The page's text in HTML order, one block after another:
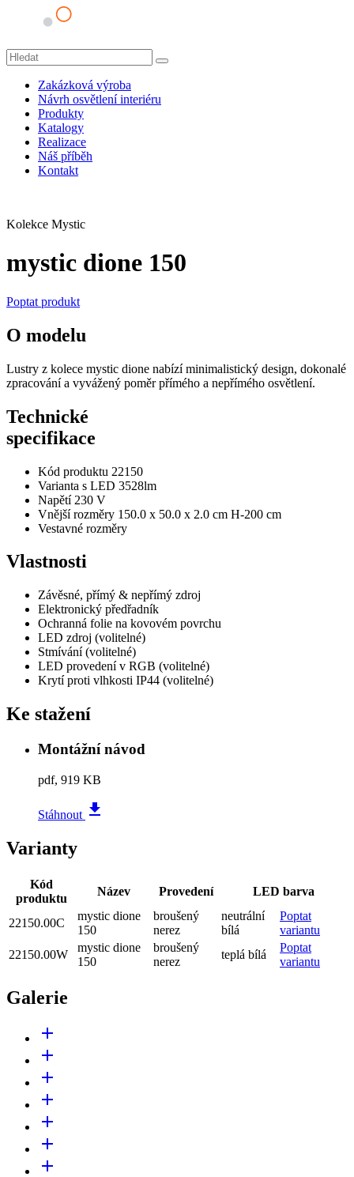
Zakázková výroba
Návrh osvětlení interiéru
Produkty
Katalogy
Realizace
Náš příběh
Kontakt
Kolekce Mystic
mystic dione 150
Poptat produkt
O modelu
Lustry z kolece mystic dione nabízí minimalistický design, dokonalé
zpracování a vyvážený poměr přímého a nepřímého osvětlení.
Technické
specifikace
Kód produktu 22150
Varianta s LED 3528lm
Napětí 230 V
Vnější rozměry 150.0 x 50.0 x 2.0 cm H-200 cm
Vestavné rozměry
Vlastnosti
Závěsné, přímý & nepřímý zdroj
Elektronický předřadník
Ochranná folie na kovovém povrchu
LED zdroj (volitelné)
Stmívání(volitelné)
LED provedení v RGB (volitelné)
Krytí proti vlhkosti IP44 (volitelné)
Ke stažení
Montážní návod
pdf, 919 KB
Stáhnout file_download
Varianty
Kód
produktu
Název Provedení LED barva
22150.00C
mystic dione
150
broušený
nerez
neutrální
bílá
Poptat
variantu
22150.00W
mystic dione
150
broušený
nerez
teplá bílá
Poptat
variantu
Galerie
add
add
add
add
add
add
add